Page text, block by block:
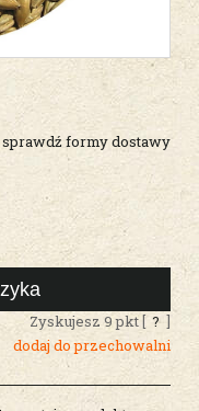
płatności
sprawdź formy dostawy
Zyskujesz 9pkt [ ? ]
dodaj do przechowalni